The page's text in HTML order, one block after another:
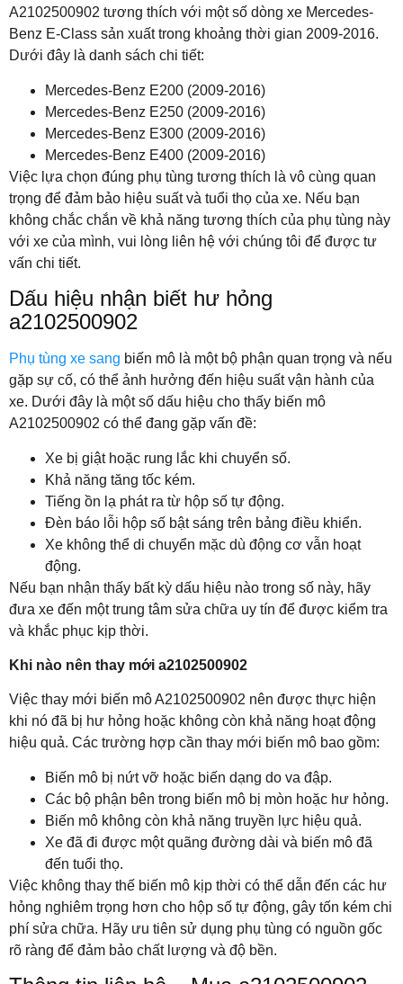
A2102500902 tương thích với một số dòng xe Mercedes-
Benz E-Class sản xuất trong khoảng thời gian 2009-2016.
Dưới đây là danh sách chi tiết:
Mercedes-Benz E200 (2009-2016)
Mercedes-Benz E250 (2009-2016)
Mercedes-Benz E300 (2009-2016)
Mercedes-Benz E400 (2009-2016)
Việc lựa chọn đúng phụ tùng tương thích là vô cùng quan
trọng để đảm bảo hiệu suất và tuổi thọ của xe. Nếu bạn
không chắc chắn về khả năng tương thích của phụ tùng này
với xe của mình, vui lòng liên hệ với chúng tôi để được tư
vấn chi tiết.
Dấu hiệu nhận biết hư hỏng
a2102500902
Phụ tùng xe sang biến mô là một bộ phận quan trọng và nếu
gặp sự cố, có thể ảnh hưởng đến hiệu suất vận hành của
xe. Dưới đây là một số dấu hiệu cho thấy biến mô
A2102500902 có thể đang gặp vấn đề:
Xe bị giật hoặc rung lắc khi chuyển số.
Khả năng tăng tốc kém.
Tiếng ồn lạ phát ra từ hộp số tự động.
Đèn báo lỗi hộp số bật sáng trên bảng điều khiển.
Xe không thể di chuyển mặc dù động cơ vẫn hoạt
động.
Nếu bạn nhận thấy bất kỳ dấu hiệu nào trong số này, hãy
đưa xe đến một trung tâm sửa chữa uy tín để được kiểm tra
và khắc phục kịp thời.
Khi nào nên thay mới a2102500902
Việc thay mới biến mô A2102500902 nên được thực hiện
khi nó đã bị hư hỏng hoặc không còn khả năng hoạt động
hiệu quả. Các trường hợp cần thay mới biến mô bao gồm:
Biến mô bị nứt vỡ hoặc biến dạng do va đập.
Các bộ phận bên trong biến mô bị mòn hoặc hư hỏng.
Biến mô không còn khả năng truyền lực hiệu quả.
Xe đã đi được một quãng đường dài và biến mô đã
đến tuổi thọ.
Việc không thay thế biến mô kịp thời có thể dẫn đến các hư
hỏng nghiêm trọng hơn cho hộp số tự động, gây tốn kém chi
phí sửa chữa. Hãy ưu tiên sử dụng phụ tùng có nguồn gốc
rõ ràng để đảm bảo chất lượng và độ bền.